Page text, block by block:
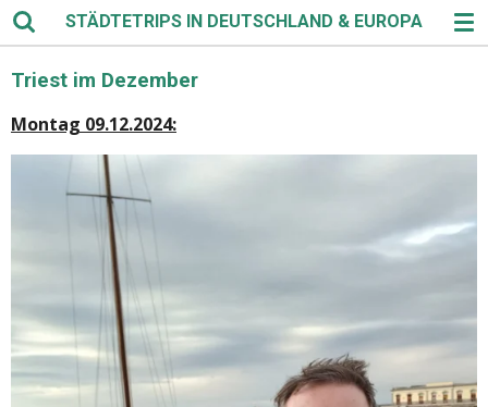
Zum
Hauptinhalt
springen
STÄDTETRIPS IN DEUTSCHLAND & EUROPA
Triest im Dezember
Montag 09.12.2024: